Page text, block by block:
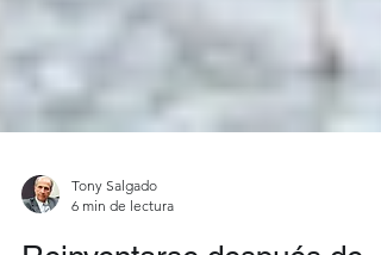
Tony Salgado